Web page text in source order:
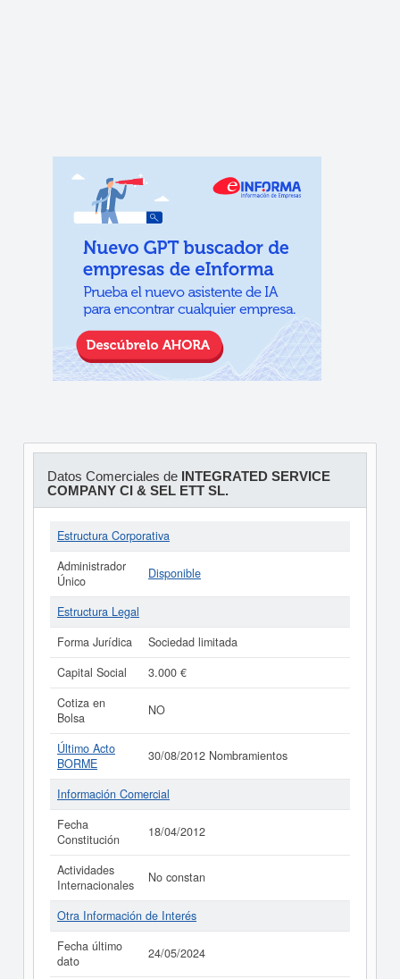
Datos Comerciales de INTEGRATED SERVICE
COMPANY CI & SEL ETT SL.
Estructura Corporativa
Administrador
Único
Disponible
Estructura Legal
Forma Jurídica
Sociedad limitada
Capital Social
3.000 €
Cotiza en
Bolsa
NO
Último Acto
BORME
30/08/2012 Nombramientos
Información Comercial
Fecha
Constitución
18/04/2012
Actividades
Internacionales
No constan
Otra Información de Interés
Fecha último
dato
24/05/2024